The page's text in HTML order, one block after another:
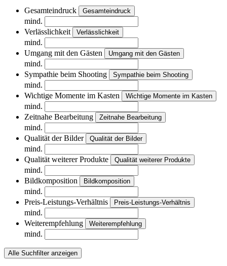
Gesamteindruck Gesamteindruck
mind.
Verlässlichkeit
Verlässlichkeit
mind.
Umgang mit den Gästen
Umgang mit den Gästen
mind.
Sympathie beim Shooting
Sympathie beim Shooting
mind.
Wichtige Momente im Kasten
Wichtige Momente im Kasten
mind.
Zeitnahe Bearbeitung
Zeitnahe Bearbeitung
mind.
Qualität der Bilder
Qualität der Bilder
mind.
Qualität weiterer Produkte
Qualität weiterer Produkte
mind.
Bildkomposition
Bildkomposition
mind.
Preis-Leistungs-Verhältnis
Preis-Leistungs-Verhältnis
mind.
Weiterempfehlung
Weiterempfehlung
mind.
Alle Suchfilter anzeigen